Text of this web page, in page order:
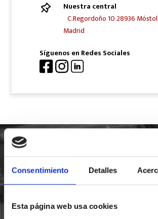
Consentimiento Detalles
Esta página web usa cookies
Nuestra central
C.Regordoño 10 28936
Madrid
Síguenos en Redes Sociales
SOLICITA